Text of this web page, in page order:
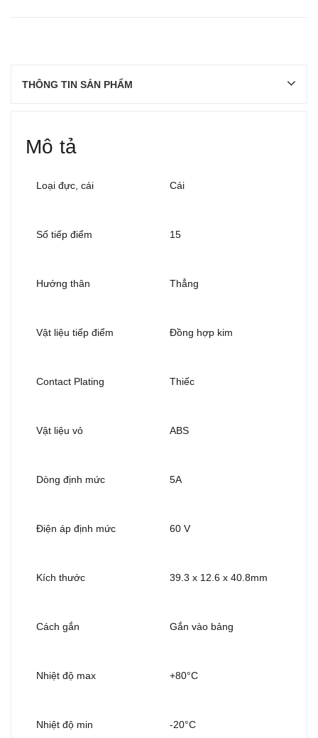
THÔNG TIN SẢN PHẨM
Mô tả
Loại đực, cái Cái
Số tiếp điểm 15
Hướng thân Thẳng
Vật liệu tiếp điểm Đồng hợp kim
Contact Plating Thiếc
Vật liệu vỏ ABS
Dòng định mức 5A
Điện áp định mức 60 V
Kích thước 39.3 x 12.6 x 40.8mm
Cách gắn Gắn vào bảng
Nhiệt độ max +80°C
Nhiệt độ min -20°C